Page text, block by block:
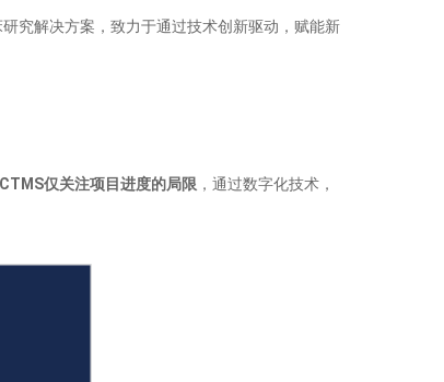
究解决方案，致力于通过技术创新驱动，赋能新
仅关注项目进度的局限 ，通过数字化技术，